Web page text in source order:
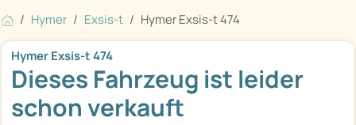
Hymer Exsis-t Hymer Exsis-t 474
Hymer Exsis-t 474
Dieses Fahrzeug ist leider
schon verkauft